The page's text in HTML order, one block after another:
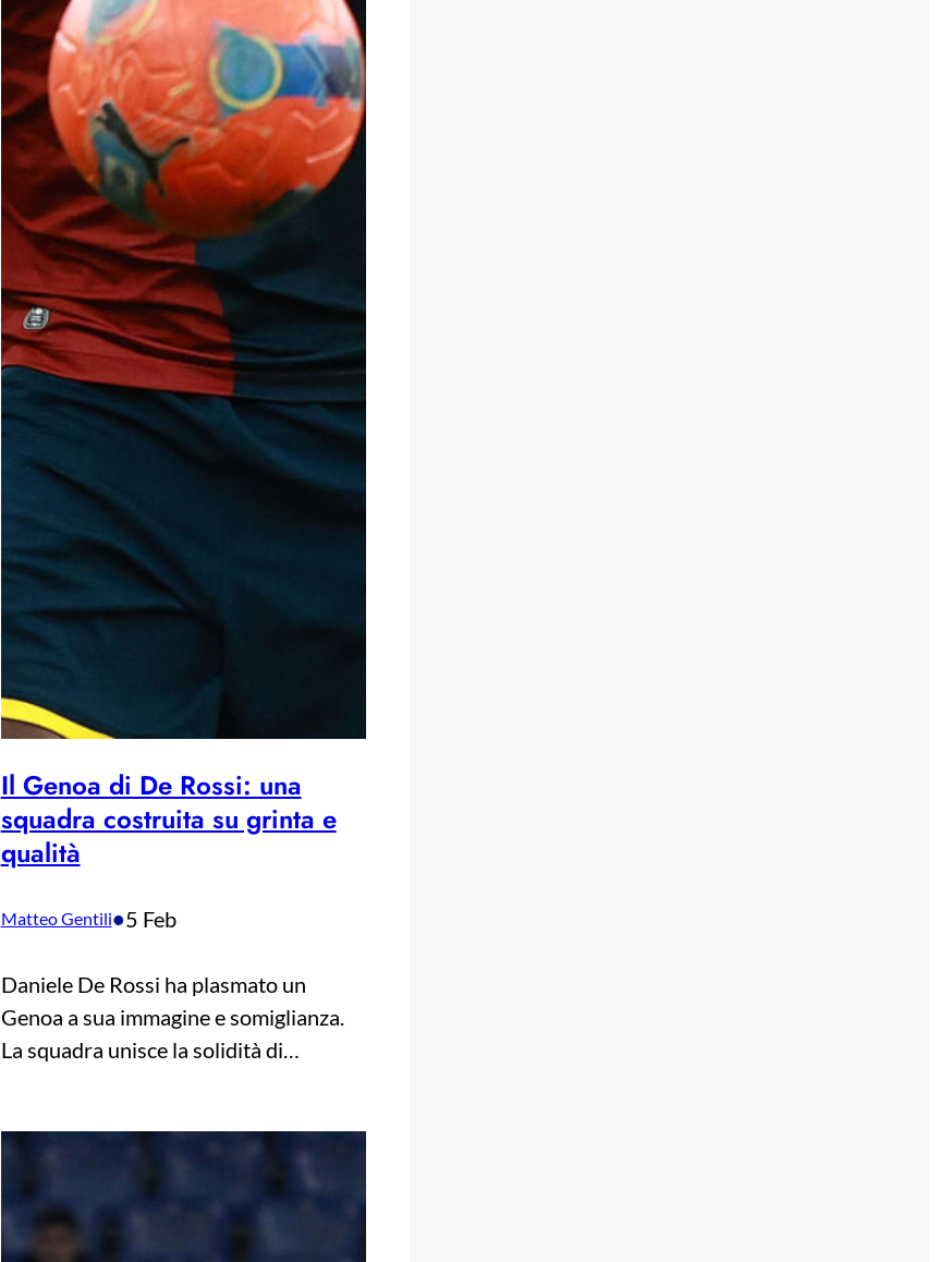
Il Genoa di De Rossi: una
squadra costruita su grinta e
qualità
Matteo Gentili•5 Feb
Daniele De Rossi ha plasmato un
Genoa a sua immagine e somiglianza.
La squadra unisce la solidità di…